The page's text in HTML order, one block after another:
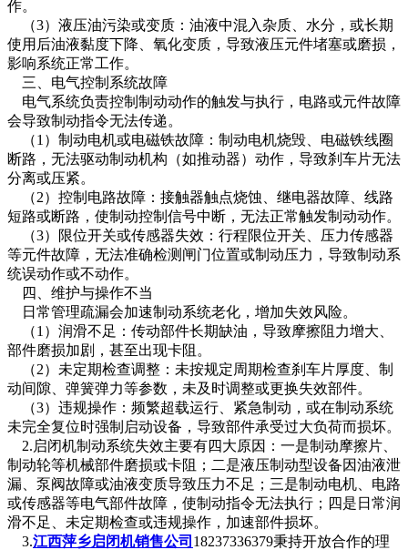
作。
（3）液压油污染或变质：油液中混入杂质、水分，或长期
使用后油液黏度下降、氧化变质，导致液压元件堵塞或磨损，
影响系统正常工作。
三、电气控制系统故障
电气系统负责控制制动动作的触发与执行，电路或元件故障
会导致制动指令无法传递。
（1）制动电机或电磁铁故障：制动电机烧毁、电磁铁线圈
断路，无法驱动制动机构（如推动器）动作，导致刹车片无法
分离或压紧。
（2）控制电路故障：接触器触点烧蚀、继电器故障、线路
短路或断路，使制动控制信号中断，无法正常触发制动动作。
（3）限位开关或传感器失效：行程限位开关、压力传感器
等元件故障，无法准确检测闸门位置或制动压力，导致制动系
统误动作或不动作。
四、维护与操作不当
日常管理疏漏会加速制动系统老化，增加失效风险。
（1）润滑不足：传动部件长期缺油，导致摩擦阻力增大、
部件磨损加剧，甚至出现卡阻。
（2）未定期检查调整：未按规定周期检查刹车片厚度、制
动间隙、弹簧弹力等参数，未及时调整或更换失效部件。
（3）违规操作：频繁超载运行、紧急制动，或在制动系统
未完全复位时强制启动设备，导致部件承受过大负荷而损坏。
2.启闭机制动系统失效主要有四大原因：一是制动摩擦片、
制动轮等机械部件磨损或卡阻；二是液压制动型设备因油液泄
漏、泵阀故障或油液变质导致压力不足；三是制动电机、电路
或传感器等电气部件故障，使制动指令无法执行；四是日常润
滑不足、未定期检查或违规操作，加速部件损坏。
3.江西萍乡启闭机销售公司 18237336379秉持开放合作的理